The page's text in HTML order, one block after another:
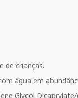
de crianças.
água em
Glycol